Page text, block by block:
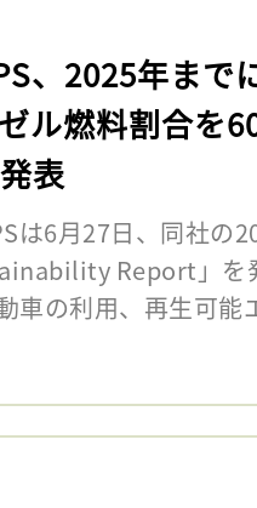
、2025年まで
ル燃料割合を
表
は6月27日、同社の
Report」を
車の利用、再生可